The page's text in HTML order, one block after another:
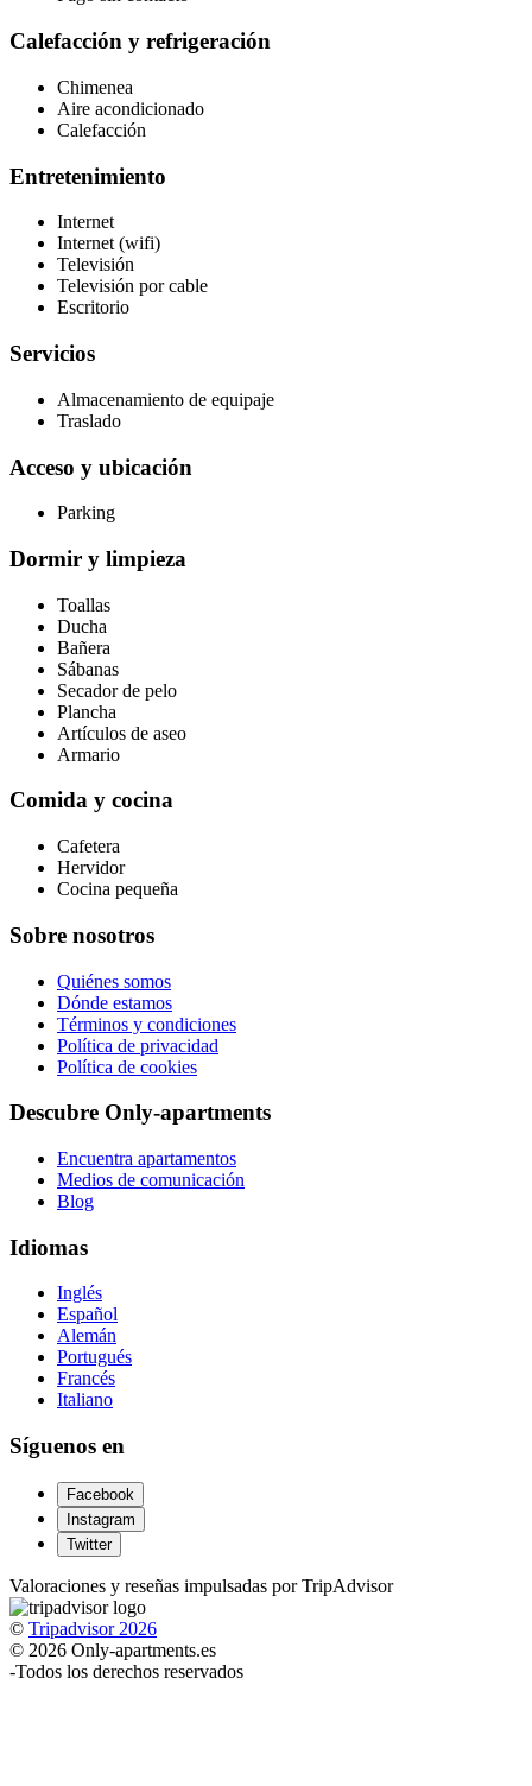
Calefacción y refrigeración
Chimenea
Aire acondicionado
Calefacción
Entretenimiento
Internet
Internet (wifi)
Televisión
Televisión por cable
Escritorio
Servicios
Almacenamiento de equipaje
Traslado
Acceso y ubicación
Parking
Dormir y limpieza
Toallas
Ducha
Bañera
Sábanas
Secador de pelo
Plancha
Artículos de aseo
Armario
Comida y cocina
Cafetera
Hervidor
Cocina pequeña
Sobre nosotros
Quiénes somos
Dónde estamos
Términos y condiciones
Política de privacidad
Política de cookies
Descubre Only-apartments
Encuentra apartamentos
Medios de comunicación
Blog
Idiomas
Inglés
Español
Alemán
Portugués
Francés
Italiano
Síguenos en
Facebook
Instagram
Twitter
Valoraciones y reseñas impulsadas por TripAdvisor
© Tripadvisor 2026
© 2026 Only-apartments.es
-Todos los derechos reservados